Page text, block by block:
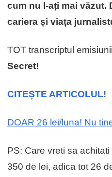
cum nu l-ați mai văzut.
cariera și viața
TOT transcriptul
Secret!
CITEȘTE ARTICOLUL!
DOAR 26 lei/luna! Nu
PS: Care vreti sa
350 de lei, adica tot 26